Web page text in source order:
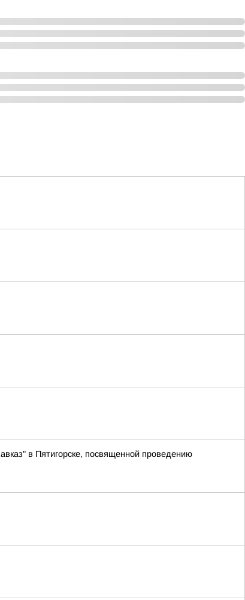
в Пятигорске, посвященной проведению